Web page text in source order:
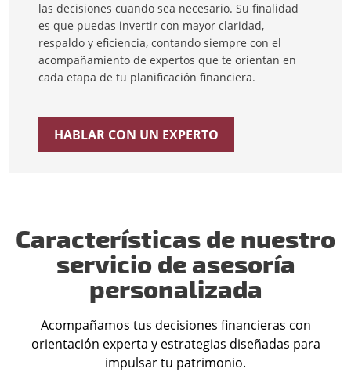
las decisiones cuando sea necesario. Su finalidad
es que puedas invertir con mayor claridad,
respaldo y eficiencia, contando siempre con el
acompañamiento de expertos que te orientan en
cada etapa de tu planificación financiera.
HABLAR CON UN EXPERTO
Características de nuestro
servicio de asesoría
personalizada
Acompañamos tus decisiones financieras con
orientación experta y estrategias diseñadas para
impulsar tu patrimonio.